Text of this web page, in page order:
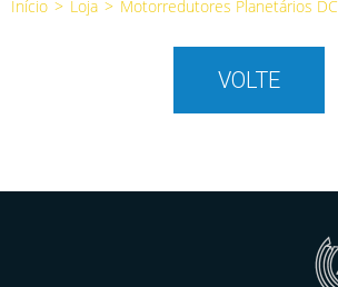
Início > Loja > Motorredutores Planetários DC
VOLTE